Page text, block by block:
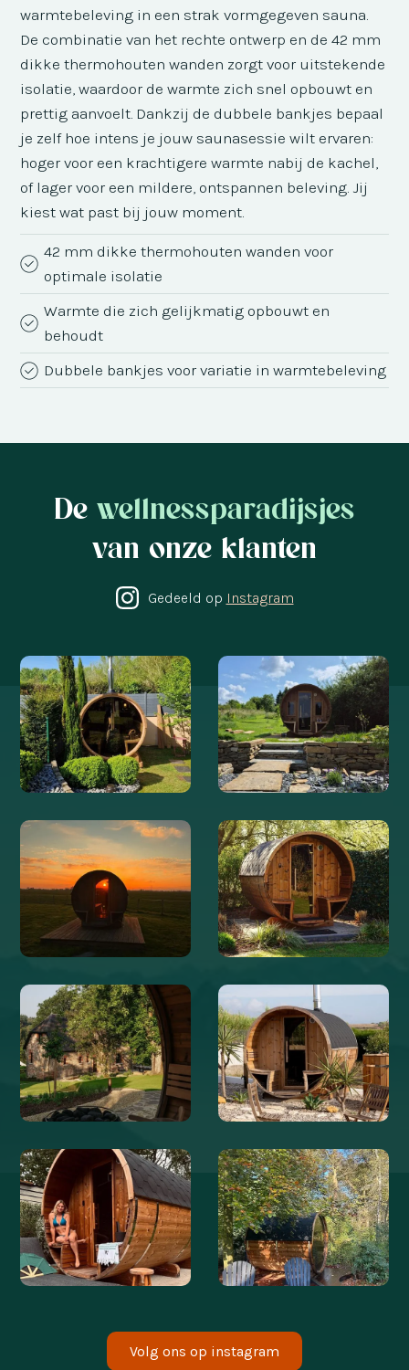
warmtebeleving in een strak vormgegeven sauna.
De combinatie van het rechte ontwerp en de 42 mm
dikke thermohouten wanden zorgt voor uitstekende
isolatie, waardoor de warmte zich snel opbouwt en
prettig aanvoelt. Dankzij de dubbele bankjes bepaal
je zelf hoe intens je jouw saunasessie wilt ervaren:
hoger voor een krachtigere warmte nabij de kachel,
of lager voor een mildere, ontspannen beleving. Jij
kiest wat past bij jouw moment.
42 mm dikke thermohouten wanden voor
optimale isolatie
Warmte die zich gelijkmatig opbouwt en
behoudt
Dubbele bankjes voor variatie in warmtebeleving
De wellnessparadijsjes
van onze klanten
Gedeeld op Instagram
@WELVAERE @WELVAERE
@BOERDERIJDEGROTELIEFDE @KASTEELHOEVEDEERP
@LETEMPSDEVIVRE @BLANCOBUNGALOW
Volg ons op instagram